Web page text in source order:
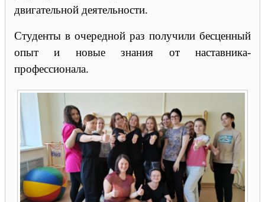
двигательной деятельности.
Студенты в очередной раз получили бесценный
опыт и новые знания от наставника-
профессионала.